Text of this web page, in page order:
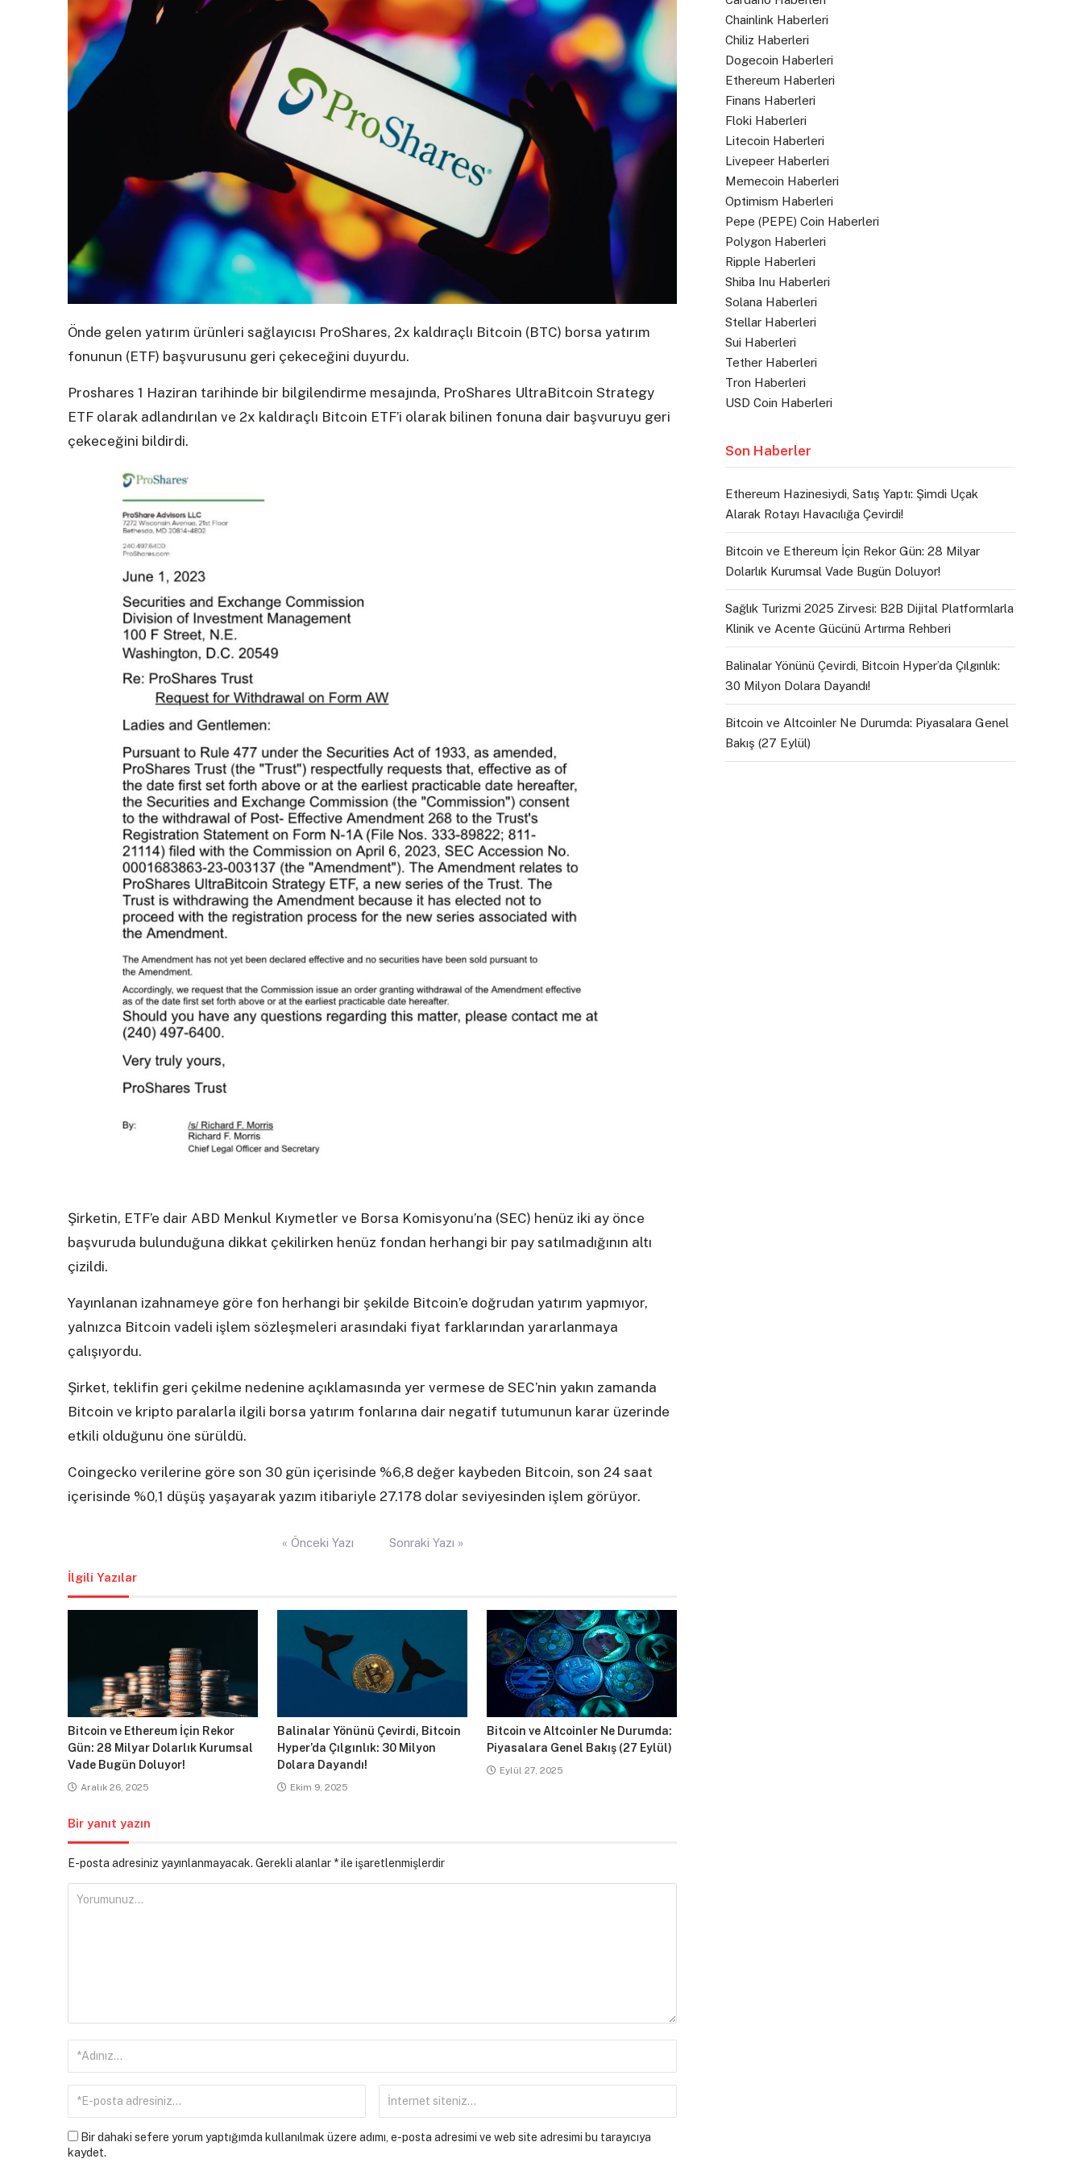
Önde gelen yatırım ürünleri sağlayıcısı ProShares, 2x kaldıraçlı Bitcoin (BTC) borsa yatırım
fonunun (ETF) başvurusunu geri çekeceğini duyurdu.
Proshares 1 Haziran tarihinde bir bilgilendirme mesajında, ProShares UltraBitcoin Strategy
ETF olarak adlandırılan ve 2x kaldıraçlı Bitcoin ETF’i olarak bilinen fonuna dair başvuruyu geri
çekeceğini bildirdi.
Şirketin, ETF’e dair ABD Menkul Kıymetler ve Borsa Komisyonu’na (SEC) henüz iki ay önce
başvuruda bulunduğuna dikkat çekilirken henüz fondan herhangi bir pay satılmadığının altı
çizildi.
Yayınlanan izahnameye göre fon herhangi bir şekilde Bitcoin’e doğrudan yatırım yapmıyor,
yalnızca Bitcoin vadeli işlem sözleşmeleri arasındaki fiyat farklarından yararlanmaya
çalışıyordu.
Şirket, teklifin geri çekilme nedenine açıklamasında yer vermese de SEC’nin yakın zamanda
Bitcoin ve kripto paralarla ilgili borsa yatırım fonlarına dair negatif tutumunun karar üzerinde
etkili olduğunu öne sürüldü.
Coingecko verilerine göre son 30 gün içerisinde %6,8 değer kaybeden Bitcoin, son 24 saat
içerisinde %0,1 düşüş yaşayarak yazım itibariyle 27.178 dolar seviyesinden işlem görüyor.
« Önceki Yazı Sonraki Yazı »
İlgili Yazılar
Bitcoin ve Ethereum İçin Rekor
Gün: 28 Milyar Dolarlık Kurumsal
Vade Bugün Doluyor!
Aralık 26, 2025
Balinalar Yönünü Çevirdi, Bitcoin
Hyper’da Çılgınlık: 30 Milyon
Dolara Dayandı!
Ekim 9, 2025
Bitcoin ve Altcoinler Ne Durumda:
Piyasalara Genel Bakış (27 Eylül)
Eylül 27, 2025
Bir yanıt yazın
E-posta adresiniz yayınlanmayacak. Gerekli alanlar *ile işaretlenmişlerdir
Bir dahaki sefere yorum yaptığımda kullanılmak üzere adımı, e-posta adresimi ve web site adresimi bu tarayıcıya
kaydet.
Chainlink Haberleri
Chiliz Haberleri
Dogecoin Haberleri
Ethereum Haberleri
Finans Haberleri
Floki Haberleri
Litecoin Haberleri
Livepeer Haberleri
Memecoin Haberleri
Optimism Haberleri
Pepe (PEPE) Coin Haberleri
Polygon Haberleri
Ripple Haberleri
Shiba Inu Haberleri
Solana Haberleri
Stellar Haberleri
Sui Haberleri
Tether Haberleri
Tron Haberleri
USD Coin Haberleri
Son Haberler
Ethereum Hazinesiydi, Satış Yaptı: Şimdi Uçak
Alarak Rotayı Havacılığa Çevirdi!
Bitcoin ve Ethereum İçin Rekor Gün: 28 Milyar
Dolarlık Kurumsal Vade Bugün Doluyor!
Sağlık Turizmi 2025 Zirvesi: B2B Dijital Platformlarla
Klinik ve Acente Gücünü Artırma Rehberi
Balinalar Yönünü Çevirdi, Bitcoin Hyper’da Çılgınlık:
30 Milyon Dolara Dayandı!
Bitcoin ve Altcoinler Ne Durumda: Piyasalara Genel
Bakış (27 Eylül)